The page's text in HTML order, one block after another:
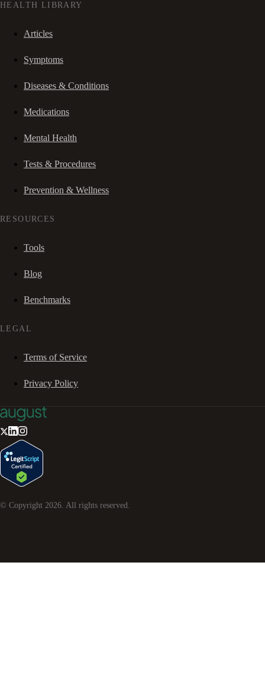
HEALTH LIBRARY
Articles
Symptoms
Diseases & Conditions
Medications
Mental Health
Tests & Procedures
Prevention & Wellness
RESOURCES
Tools
Blog
Benchmarks
LEGAL
Terms of Service
Privacy Policy
© Copyright 2026 . All rights reserved.